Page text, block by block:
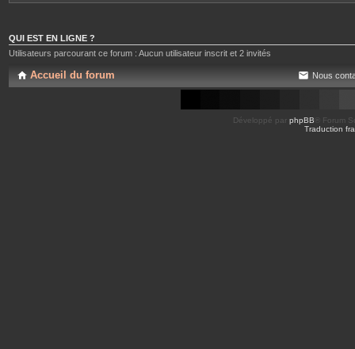
QUI EST EN LIGNE ?
Utilisateurs parcourant ce forum : Aucun utilisateur inscrit et 2 invités
Accueil du forum Nous
Développé par phpBB ® Forum
Traduction